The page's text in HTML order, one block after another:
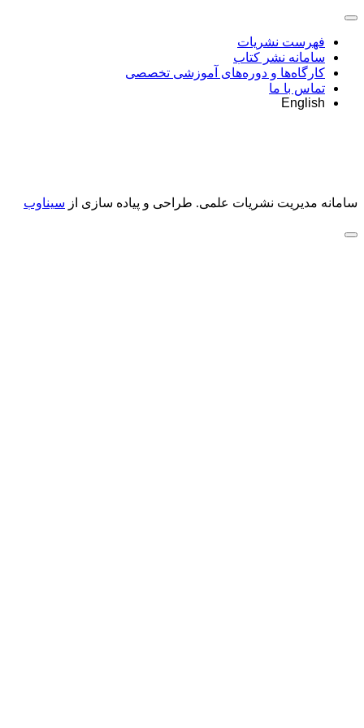
فهرست نشریات
سامانه نشر کتاب
کارگاه‌ها و دوره‌های آموزشی تخصصی
تماس با ما
English
سامانه مدیریت نشریات علمی. طراحی و پیاده سازی از سیناوب